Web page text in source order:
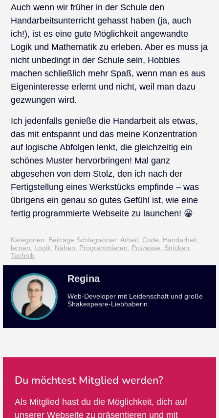
Auch wenn wir früher in der Schule den
Handarbeitsunterricht gehasst haben (ja, auch
ich!), ist es eine gute Möglichkeit angewandte
Logik und Mathematik zu erleben. Aber es muss ja
nicht unbedingt in der Schule sein, Hobbies
machen schließlich mehr Spaß, wenn man es aus
Eigeninteresse erlernt und nicht, weil man dazu
gezwungen wird.
Ich jedenfalls genieße die Handarbeit als etwas,
das mit entspannt und das meine Konzentration
auf logische Abfolgen lenkt, die gleichzeitig ein
schönes Muster hervorbringen! Mal ganz
abgesehen von dem Stolz, den ich nach der
Fertigstellung eines Werkstücks empfinde – was
übrigens ein genau so gutes Gefühl ist, wie eine
fertig programmierte Webseite zu launchen! 😀
Kategorien: Beiträge Schlagwörter:Arbeit Code Handarbeit
lernen
Logik Nähen Programmieren Prozesse Stricken
Technik
Regina
Web-Developer mit Leidenschaft und große
Shakespeare-Liebhaberin.
Du möchtest Mitglied werden?
Als Mitglied hast du die Möglichkeit, dich auf
unserer Webseite zu präsentieren und mit